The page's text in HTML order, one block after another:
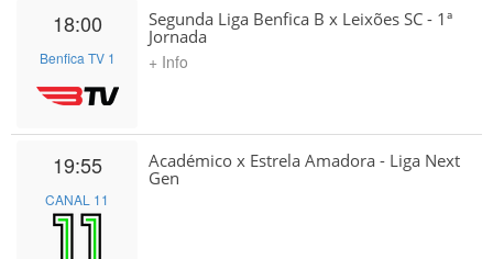
18:00
Benfica TV 1
Segunda Liga Benfica B x Leixões SC - 1ª
Jornada
+ Info
19:55
CANAL 11
Académico x Estrela Amadora - Liga Next
Gen